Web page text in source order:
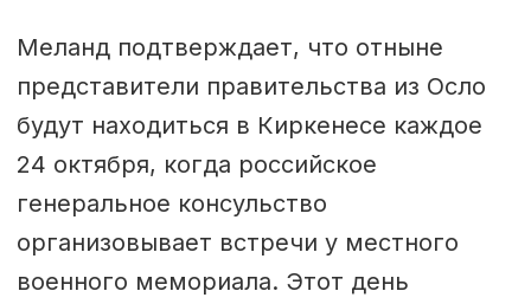
Меланд подтверждает, что отныне
представители правительства из Осло
будут находиться в Киркенесе каждое
24 октября, когда российское
генеральное консульство
организовывает встречи у местного
военного мемориала. Этот день